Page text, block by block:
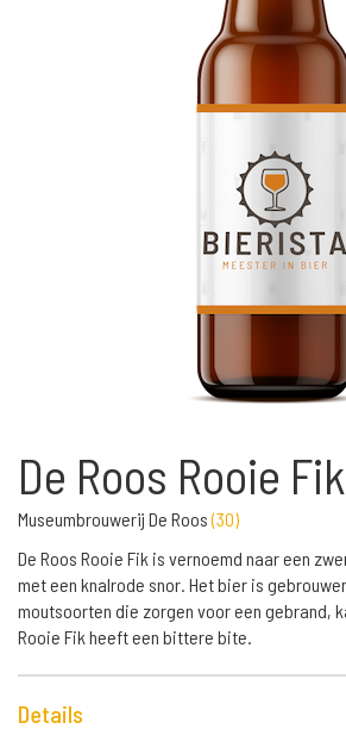
De Roos Rooie Fik
Museumbrouwerij De Roos(30)
De Roos Rooie Fik is vernoemd naar een
met een knalrode snor. Het bier is
moutsoorten die zorgen voor een gebrand,
Rooie Fik heeft een bittere bite.
Details